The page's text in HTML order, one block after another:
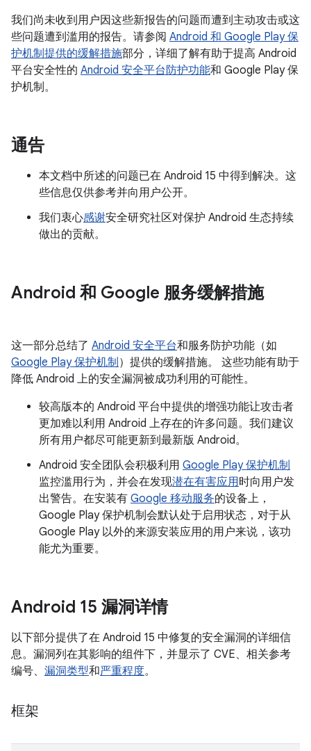
我们尚未收到用户因这些新报告的问题而遭到主动攻击或这
些问题遭到滥用的报告。请参阅 Android 和 Google Play 保
护机制提供的缓解措施部分，详细了解有助于提高 Android
平台安全性的 Android 安全平台防护功能和 Google Play 保
护机制。
通告
本文档中所述的问题已在 Android 15 中得到解决。这
些信息仅供参考并向用户公开。
我们衷心感谢安全研究社区对保护 Android 生态持续
做出的贡献。
Android 和 Google 服务缓解措施
这一部分总结了 Android 安全平台和服务防护功能（如
Google Play 保护机制 ）提供的缓解措施。 这些功能有助于
降低 Android 上的安全漏洞被成功利用的可能性。
较高版本的 Android 平台中提供的增强功能让攻击者
更加难以利用 Android 上存在的许多问题。我们建议
所有用户都尽可能更新到最新版 Android。
Android 安全团队会积极利用 Google Play 保护机制
监控滥用行为，并会在发现潜在有害应用时向用户发
出警告。在安装有 Google 移动服务的设备上，
Google Play 保护机制会默认处于启用状态，对于从
Google Play 以外的来源安装应用的用户来说，该功
能尤为重要。
Android 15 漏洞详情
以下部分提供了在 Android 15 中修复的安全漏洞的详细信
息。漏洞列在其影响的组件下，并显示了 CVE、相关参考
编号、 漏洞类型和严重程度。
框架